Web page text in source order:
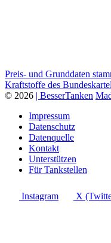
Preis- und Grunddaten
Kraftstoffe des
© 2026 | BesserTanken
Impressum
Datenschutz
Datenquelle
Kontakt
Unterstützen
Für Tankstellen
Instagram X